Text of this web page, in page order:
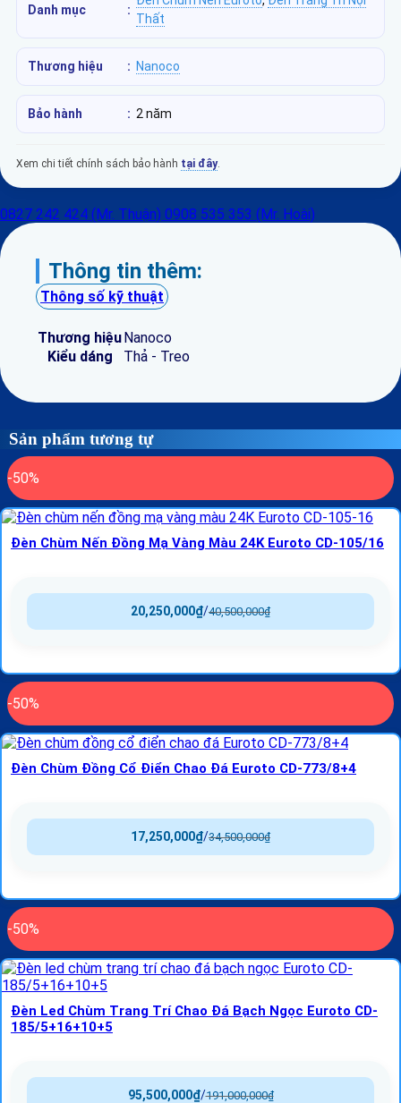
Danh mục :
Thất
Thương hiệu : Nanoco
Bảo hành : 2 năm
Xem chi tiết chính sách bảo hành tại đây.
0827 242 424 (Mr. Thuận) 0908 535 353 (Mr. Hoài)
Thông tin thêm:
Thông số kỹ thuật
Thương hiệuNanoco
Kiểu dáng
Thả - Treo
Sản phẩm tương tự
-50%
Đèn Chùm Nến Đồng Mạ Vàng Màu 24K Euroto CD-105/16
40,500,000₫
/
20,250,000₫
-50%
Đèn Chùm Đồng Cổ Điển Chao Đá Euroto CD-773/8+4
34,500,000₫
/
17,250,000₫
-50%
Đèn Led Chùm Trang Trí Chao Đá Bạch Ngọc Euroto CD-
185/5+16+10+5
191,000,000₫
/
95,500,000₫